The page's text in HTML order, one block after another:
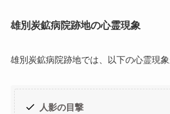
雄別炭鉱病院跡地の心霊現象
雄別炭鉱病院跡地では、以下の心霊現象
人影の目撃